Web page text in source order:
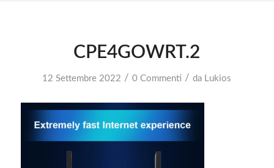
CPE4GOWRT.2
12 Settembre 2022 / 0 Commenti / da Lukios